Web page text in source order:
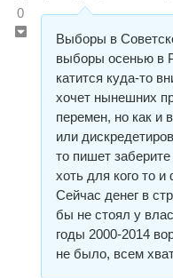
0
Выборы в
выборы осенью в
катится куда-то
хочет нынешних
перемен, но как и
или
то пишет
хоть для кого то
Сейчас денег в
бы не стоял у
годы 2000-2014
не было, всем